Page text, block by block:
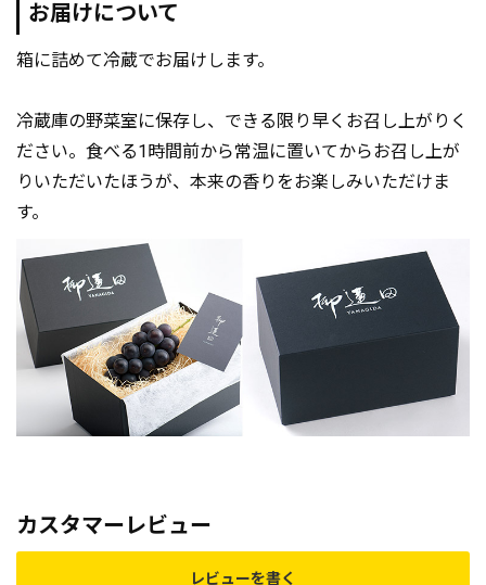
お届けについて
箱に詰めて冷蔵でお届けします。
冷蔵庫の野菜室に保存し、できる限り早くお召し上がりく
ださい。食べる1時間前から常温に置いてからお召し上が
りいただいたほうが、本来の香りをお楽しみいただけま
す。
カスタマーレビュー
レビューを書く